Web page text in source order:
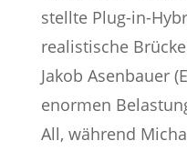
stellte Plug-in-
realistische
Jakob Asenbauer
enormen
All, während